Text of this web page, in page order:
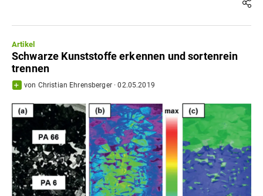
Artikel
Schwarze Kunststoffe erkennen und sortenrein
trennen
von Christian Ehrensberger·02.05.2019